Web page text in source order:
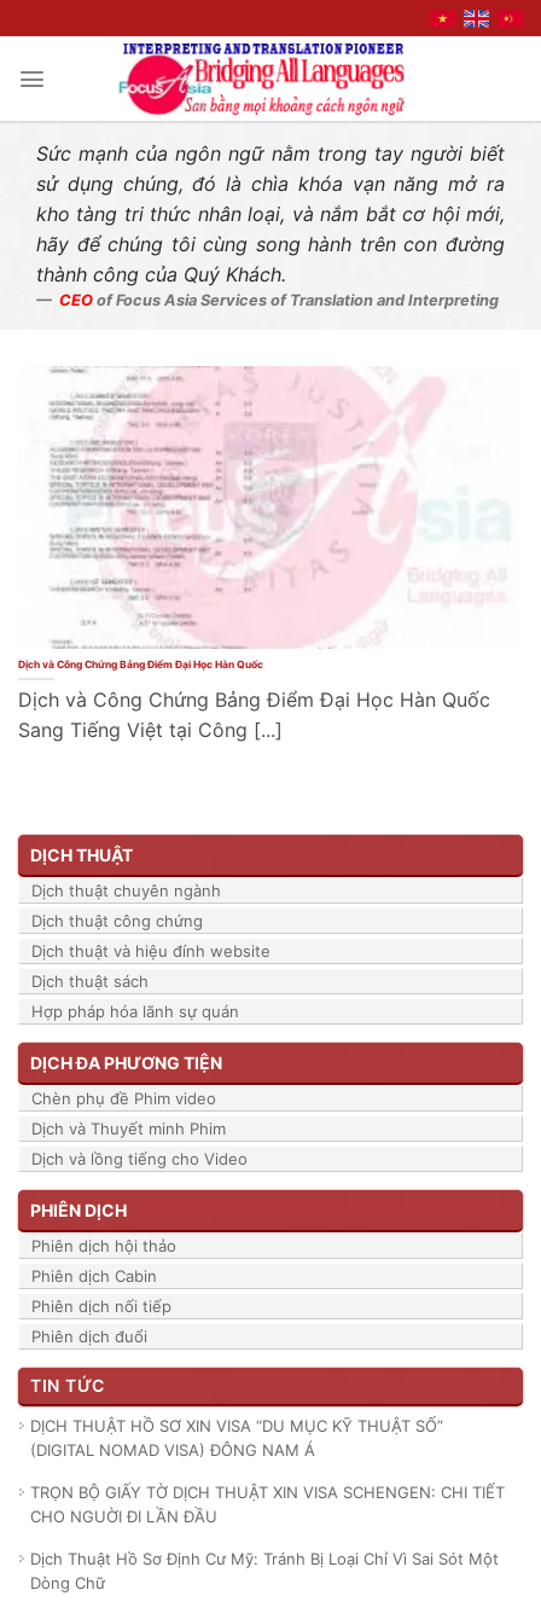
Sức mạnh của ngôn ngữ nằm trong tay người biết
sử dụng chúng, đó là chìa khóa vạn năng mở ra
kho tàng tri thức nhân loại, và nắm bắt cơ hội mới,
hãy để chúng tôi cùng song hành trên con đường
thành công của Quý Khách.
CEO of Focus Asia Services of Translation and Interpreting
Dịch và Công Chứng Bảng Điểm Đại Học Hàn Quốc
Dịch và Công Chứng Bảng Điểm Đại Học Hàn Quốc
Sang Tiếng Việt tại Công [...]
DỊCH THUẬT
Dịch thuật chuyên ngành
Dịch thuật công chứng
Dịch thuật và hiệu đính website
Dịch thuật sách
Hợp pháp hóa lãnh sự quán
DỊCH ĐA PHƯƠNG TIỆN
Chèn phụ đề Phim video
Dịch và Thuyết minh Phim
Dịch và lồng tiếng cho Video
PHIÊN DỊCH
Phiên dịch hội thảo
Phiên dịch Cabin
Phiên dịch nối tiếp
Phiên dịch đuổi
TIN TỨC
DỊCH THUẬT HỒ SƠ XIN VISA “DU MỤC KỸ THUẬT SỐ”
(DIGITAL NOMAD VISA) ĐÔNG NAM Á
TRỌN BỘ GIẤY TỜ DỊCH THUẬT XIN VISA SCHENGEN: CHI TIẾT
CHO NGUỜI ĐI LẦN ĐẦU
Dịch Thuật Hồ Sơ Định Cư Mỹ: Tránh Bị Loại Chỉ Vì Sai Sót Một
Dòng Chữ